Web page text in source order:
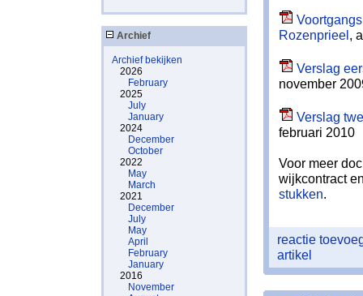
Archief
Archief bekijken
2026
February
2025
July
January
2024
December
October
2022
May
March
2021
December
July
May
April
February
January
2016
November
Rozenprieel,
Verslag
november
Verslag
februari 2010
Voor meer
wijkcontract
stukken.
reactie
artikel